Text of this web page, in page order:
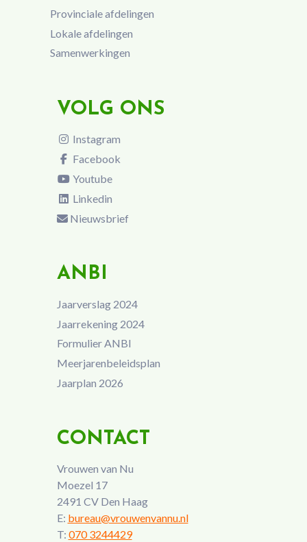
Provinciale afdelingen
Lokale afdelingen
Samenwerkingen
VOLG ONS
Instagram
Facebook
Youtube
Linkedin
Nieuwsbrief
ANBI
Jaarverslag 2024
Jaarrekening 2024
Formulier ANBI
Meerjarenbeleidsplan
Jaarplan 2026
CONTACT
Vrouwen van Nu
Moezel 17
2491 CV Den Haag
E: bureau@vrouwenvannu.nl
T: 070 3244429